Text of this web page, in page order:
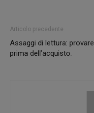
Articolo precedente
Assaggi di lettura: provare
prima dell’acquisto.